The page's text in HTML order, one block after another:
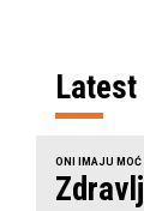
Latest
ONI IMAJU MOĆ